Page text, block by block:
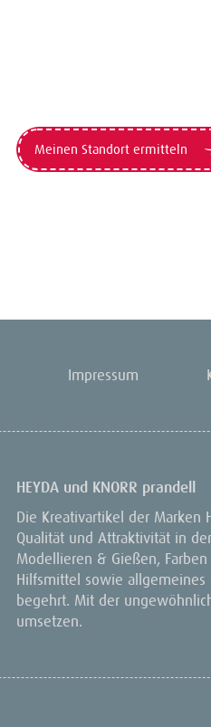
Meinen Standort ermitteln
Impressum
HEYDA und KNORR prandell
Die Kreativartikel der Marken
Qualität und Attraktivität in
Modellieren & Gießen,
Hilfsmittel sowie allgemeines
begehrt. Mit der
umsetzen.